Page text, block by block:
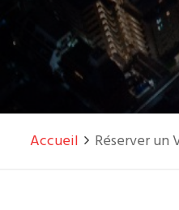
Accueil Réserver un